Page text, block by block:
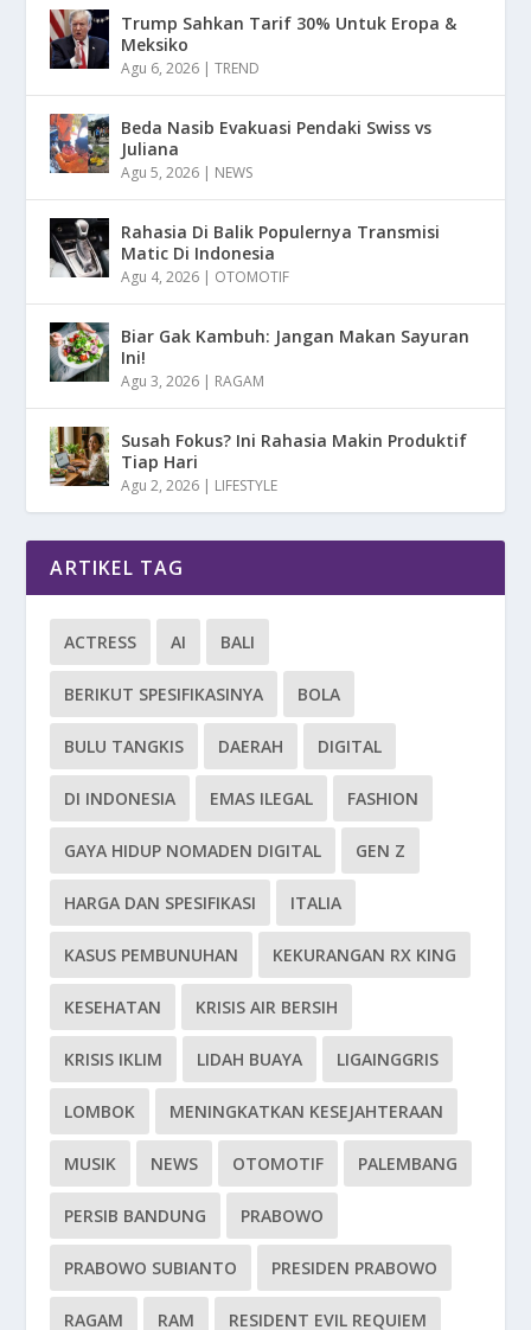
Trump Sahkan Tarif 30% Untuk Eropa &
Meksiko
Agu 6, 2026 |TREND
Beda Nasib Evakuasi Pendaki Swiss vs
Juliana
Agu 5, 2026 | NEWS
Rahasia Di Balik Populernya Transmisi
Matic Di Indonesia
Agu 4, 2026 | OTOMOTIF
Biar Gak Kambuh: Jangan Makan Sayuran
Ini!
Agu 3, 2026 | RAGAM
Susah Fokus? Ini Rahasia Makin Produktif
Tiap Hari
Agu 2, 2026 | LIFESTYLE
ARTIKEL TAG
ACTRESS AI BALI
BERIKUT SPESIFIKASINYA BOLA
BULU TANGKIS DAERAH DIGITAL
DI INDONESIA EMAS ILEGAL FASHION
GAYA HIDUP NOMADEN DIGITAL GEN Z
HARGA DAN SPESIFIKASI ITALIA
KASUS PEMBUNUHAN KEKURANGAN RX KING
KESEHATAN KRISIS AIR BERSIH
KRISIS IKLIM LIDAH BUAYA LIGAINGGRIS
LOMBOK MENINGKATKAN KESEJAHTERAAN
MUSIK NEWS OTOMOTIF PALEMBANG
PERSIB BANDUNG PRABOWO
PRABOWO SUBIANTO PRESIDEN PRABOWO
RAGAM RAM RESIDENT EVIL REQUIEM